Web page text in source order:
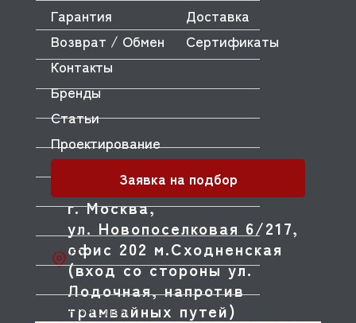
NTF
NUOVA SIMONELLI
ODE
OEM
OLIS
OLYMPIA
OMNIWASH
ORVED
OZTIRYAKILER
P.L. Proff Cuisine
г. Москва,
ул. Новопоселковая 6/217,
офис 202 м.Сходненская
(вход со стороны ул.
Лодочная, напротив
трамвайных путей)
Гарантия
Доставка
Возврат / Обмен
Сертификаты
Контакты
Бренды
Статьи
Проектирование
Заявка на подбор